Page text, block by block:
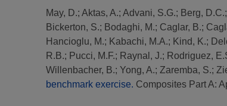
May, D.; Aktas, A.; Advani, S.G.; Berg, D.C.;
Bickerton, S.; Bodaghi, M.; Caglar, B.;
Hancioglu, M.; Kabachi, M.A.; Kind, K.;
R.B.; Pucci, M.F.; Raynal, J.; Rodriguez,
Willenbacher, B.; Yong, A.; Zaremba, S.;
benchmark exercise. Composites Part A: